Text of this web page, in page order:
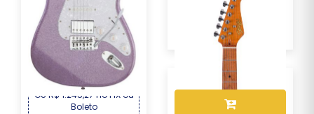
Guitarra Seizi Musashi
Fun HSS Maple –...
Por : R$ 1.339,00
OU R$ 1.245,27 no PIX ou
Boleto
R$ 1.049,00
OU R$ 975,57 no PIX ou
Boleto